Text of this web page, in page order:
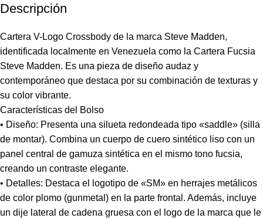
Descripción
Cartera V-Logo Crossbody de la marca Steve Madden,
identificada localmente en Venezuela como la Cartera Fucsia
Steve Madden. Es una pieza de diseño audaz y
contemporáneo que destaca por su combinación de texturas y
su color vibrante.
Características del Bolso
• Diseño: Presenta una silueta redondeada tipo «saddle» (silla
de montar). Combina un cuerpo de cuero sintético liso con un
panel central de gamuza sintética en el mismo tono fucsia,
creando un contraste elegante.
• Detalles: Destaca el logotipo de «SM» en herrajes metálicos
de color plomo (gunmetal) en la parte frontal. Además, incluye
un dije lateral de cadena gruesa con el logo de la marca que le